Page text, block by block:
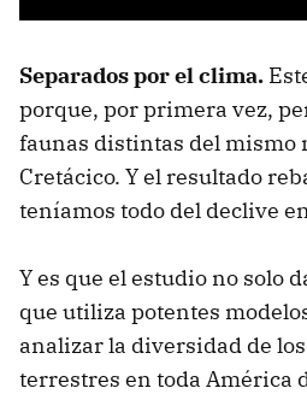
Separados por el clima.
porque, por primera vez,
faunas distintas del mismo
Cretácico. Y el resultado
teníamos todo del declive
Y es que el estudio no solo
que utiliza potentes
analizar la diversidad de
terrestres en toda América